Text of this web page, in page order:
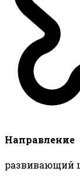
Направление
развивающий